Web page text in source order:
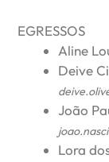
EGRESSOS
Aline
Deive
João
Lora